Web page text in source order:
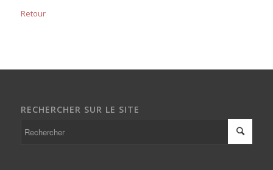
Retour
RECHERCHER SUR LE SITE